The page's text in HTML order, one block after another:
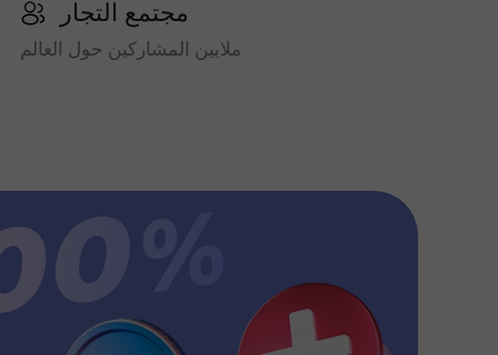
مجتمع التجار
ملايين المشاركين حول العالم